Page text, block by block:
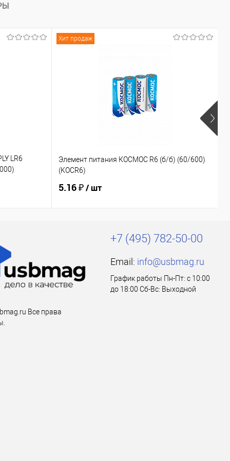
LR6
Хит продаж
Элемент питания КОСМОС R6 (б/б) (60/600)
(KOCR6)
5.16 ₽/ шт
Все права
+7 (495) 782-50-00
Email: info@usbmag.ru
График работы Пн-Пт: с 10:00
до 18:00 Сб-Вс: Выходной